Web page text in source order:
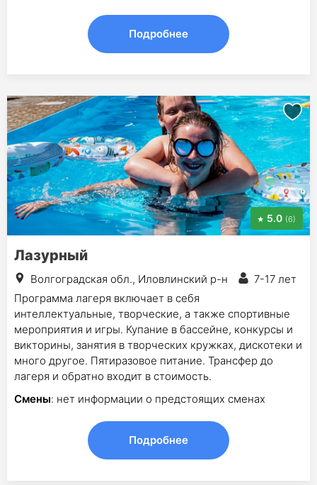
Подробнее
5.0 (6)
Лазурный
Волгоградская обл., Иловлинский р-н
7-17 лет
Программа лагеря включает в себя
интеллектуальные, творческие, а также спортивные
мероприятия и игры. Купание в бассейне, конкурсы и
викторины, занятия в творческих кружках, дискотеки и
много другое. Пятиразовое питание. Трансфер до
лагеря и обратно входит в стоимость.
Смены: нет информации о предстоящих сменах
Подробнее